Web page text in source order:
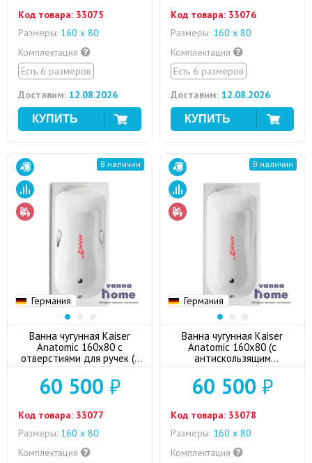
Код товара: 33075
Размеры: 160 х 80
Комплектация
Есть 6 размеров
Доставим: 12.08.2026
Код товара: 33076
Размеры: 160 х 80
Комплектация
Есть 6 размеров
Доставим: 12.08.2026
Германия
В наличии
Ванна чугунная Kaiser
Anatomic 160x80 с
отверстиями для ручек (с
покрытием)
60 500 ₽
Код товара: 33077
Размеры: 160 х 80
Комплектация
Германия
В наличии
Ванна чугунная Kaiser
Anatomic 160x80 (с
антискользящим
покрытием)
60 500 ₽
Код товара: 33078
Размеры: 160 х 80
Комплектация